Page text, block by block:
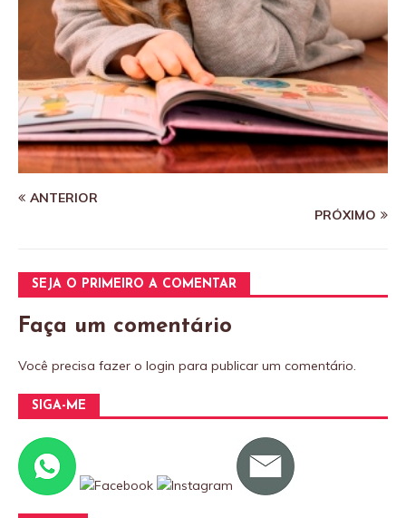
ANTERIOR
PRÓXIMO
SEJA O PRIMEIRO A COMENTAR
Faça um comentário
Você precisa fazer o login para publicar um comentário.
SIGA-ME